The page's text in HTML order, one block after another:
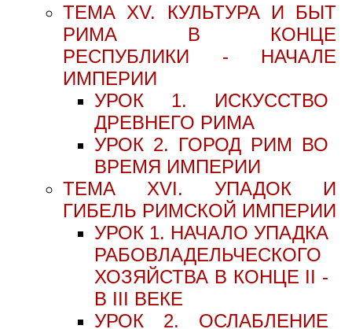
ТЕМА XV. КУЛЬТУРА И БЫТ
РИМА В КОНЦЕ
РЕСПУБЛИКИ - НАЧАЛЕ
ИМПЕРИИ
УРОК 1. ИСКУССТВО
ДРЕВНЕГО РИМА
УРОК 2. ГОРОД РИМ ВО
ВРЕМЯ ИМПЕРИИ
ТЕМА XVI. УПАДОК И
ГИБЕЛЬ РИМСКОЙ ИМПЕРИИ
УРОК 1. НАЧАЛО УПАДКА
РАБОВЛАДЕЛЬЧЕСКОГО
ХОЗЯЙСТВА В КОНЦЕ II -
В III ВЕКЕ
УРОК 2. ОСЛАБЛЕНИЕ